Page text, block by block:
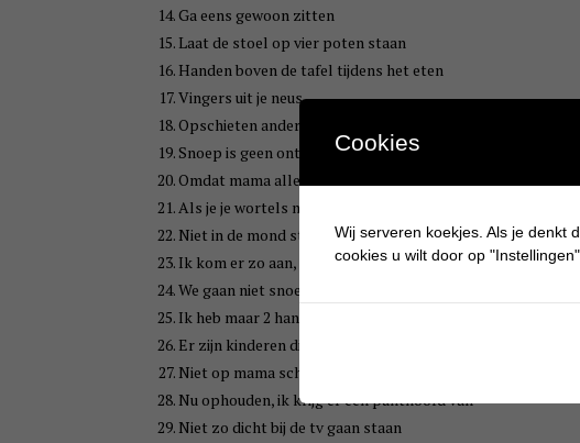
Ga eens gewoon zitten
Laat de stoel op vier poten staan
Handen boven de tafel tijdens het eten
Vingers uit je neus
Opschieten anders komen we te laat
Snoep is geen ontbijt
Omdat mama alles hoort en ziet
Als je je wortels niet opeet krijg je later een bril
Niet in de mond stoppen dat kun je niet eten
Ik kom er zo aan, mama zit even op de wc
We gaan niet snoepen vóór het eten
Ik heb maar 2 handen
Er zijn kinderen die helemaal géén
Niet op mama schieten
Nu ophouden, ik krijg er een punthoofd van
Niet zo dicht bij de tv gaan staan
Cookies
Wij serveren koekjes. Als je denkt
cookies u wilt door op "Instellingen"